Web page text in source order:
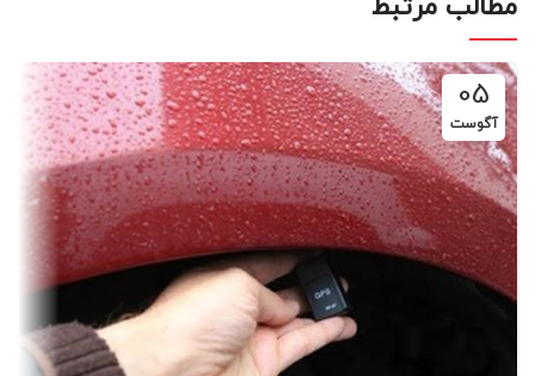
مطالب مرتبط
05
آگوست